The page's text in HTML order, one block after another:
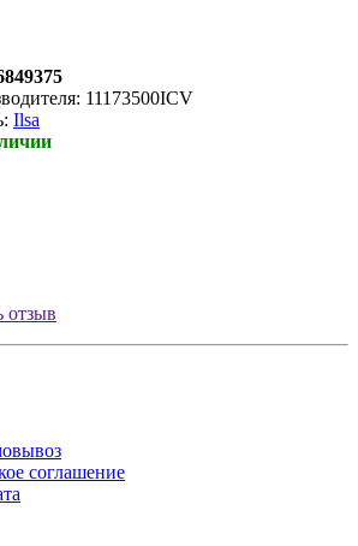
11173500ICV
Ilsa
отзыв
соглашение